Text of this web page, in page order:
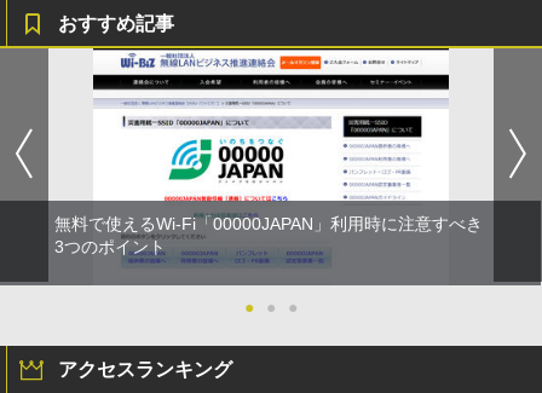
おすすめ記事
無料で使えるWi-Fi「00000JAPAN」利用時に注意すべき
3つのポイント
● ● ●
アクセスランキング